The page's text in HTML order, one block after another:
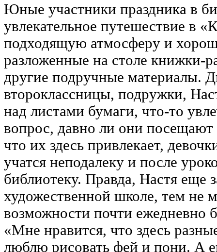
Юные участники праздника в
увлекательное путешествие в
подходящую атмосферу и
разложенные на столе книжки-
другие подручные материалы.
второклассницы, подружки,
над листами бумаги, что-то
вопрос, давно ли они посещают
что их здесь привлекает,
учатся неподалеку и после
библиотеку. Правда, Настя еще
художественной школе, тем не
возможности почти ежедневно
«Мне нравится, что здесь
люблю рисовать фей и пони. А